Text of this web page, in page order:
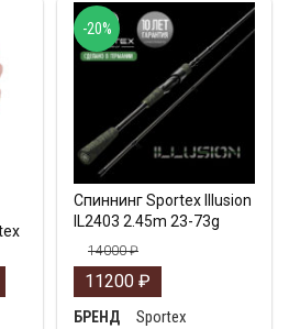
Спиннинг Sportex Illusion
IL2403 2.45m 23-73g
14000₽
11200 ₽
БРЕНД
Sportex
-20%